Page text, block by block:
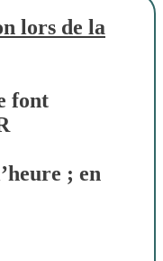
lors de la
font
; en